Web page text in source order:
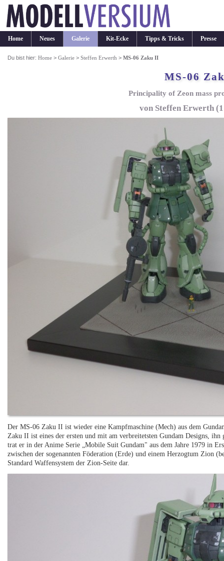
Home Neues Galerie Kit-Ecke Tipps & Tricks Presse
Du bist hier:Home >Galerie >Steffen Erwerth >MS-06 Zaku II
MS-06
Principality of Zeon mass
von Steffen Erwerth
Der MS-06 Zaku II ist wieder eine Kampfmaschine (Mech) aus dem
Zaku II ist eines der ersten und mit am verbreitetsten Gundam Designs,
trat er in der Anime Serie „Mobile Suit Gundam" aus dem Jahre 1979 in
zwischen der sogenannten Föderation (Erde) und einem Herzogtum Zion
Standard Waffensystem der Zion-Seite dar.